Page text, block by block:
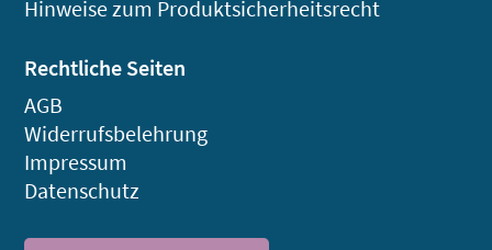
Hinweise zum Produktsicherheitsrecht
Rechtliche Seiten
AGB
Widerrufsbelehrung
Impressum
Datenschutz